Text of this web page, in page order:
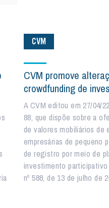
CVM
CVM promove
crowdfunding de
A CVM editou em 27/04/
88, que dispõe sobre a
de valores mobiliários de
empresárias de pequeno
de registro por meio de
investimento
nº 588, de 13 de julho de